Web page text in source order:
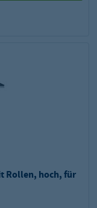
Rollen, hoch, für